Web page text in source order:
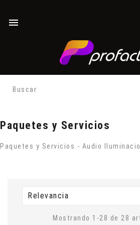

Paquetes y Servicios
Paquetes y Servicios - Audio
Relevancia
Mostrando 1-28 de 28